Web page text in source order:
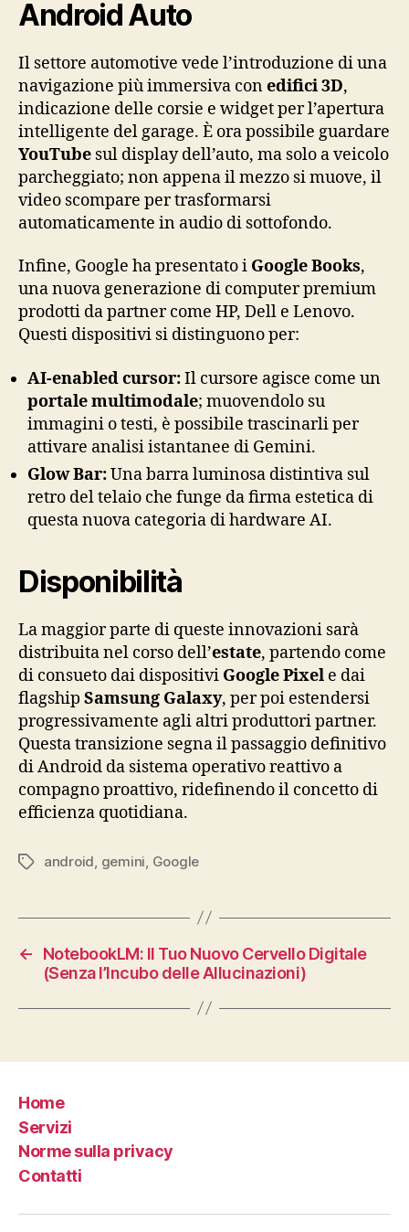
Android Auto
Il settore automotive vede l’introduzione di una
navigazione più immersiva conedifici 3D,
indicazione delle corsie e widget per l’apertura
intelligente del garage. È ora possibile guardare
YouTube sul display dell’auto, ma solo a veicolo
parcheggiato; non appena il mezzo si muove, il
video scompare per trasformarsi
automaticamente in audio di sottofondo.
Infine, Google ha presentato i Google Books,
una nuova generazione di computer premium
prodotti da partner come HP, Dell e Lenovo.
Questi dispositivi si distinguono per:
AI-enabled cursor:Il cursore agisce come un
portale multimodale; muovendolo su
immagini o testi, è possibile trascinarli per
attivare analisi istantanee di Gemini.
Glow Bar:Una barra luminosa distintiva sul
retro del telaio che funge da firma estetica di
questa nuova categoria di hardware AI.
Disponibilità
La maggior parte di queste innovazioni sarà
distribuita nel corso dell’estate, partendo come
di consueto dai dispositivi Google Pixel e dai
flagship Samsung Galaxy, per poi estendersi
progressivamente agli altri produttori partner.
Questa transizione segna il passaggio definitivo
di Android da sistema operativo reattivo a
compagno proattivo, ridefinendo il concetto di
efficienza quotidiana.
Tag android gemini Google
←
NotebookLM: Il Tuo Nuovo Cervello Digitale
(Senza l’Incubo delle Allucinazioni)
Home
Servizi
Norme sulla privacy
Contatti